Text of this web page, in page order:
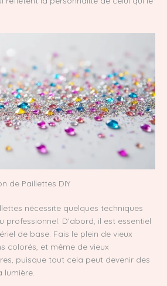
de Paillettes DIY
nécessite quelques techniques
professionnel. D’abord, il est essentiel
de base. Fais le plein de vieux
colorés, et même de vieux
puisque tout cela peut devenir des
lumière.